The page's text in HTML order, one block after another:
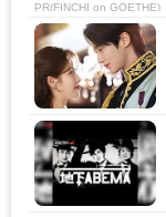
PR(FINCHI on GOETHE)